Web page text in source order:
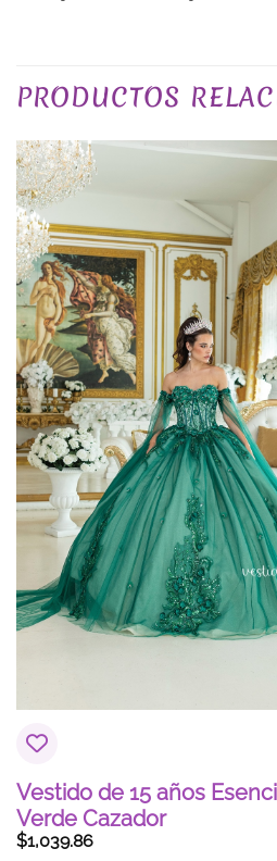
PLAZO DE ENTREGA
PRODUCTOS
Vestido de 15 años
Verde Cazador
$1,039.86